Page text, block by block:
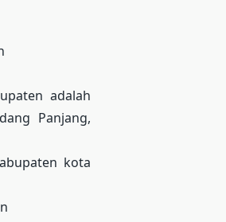
adalah
Panjang,
kota